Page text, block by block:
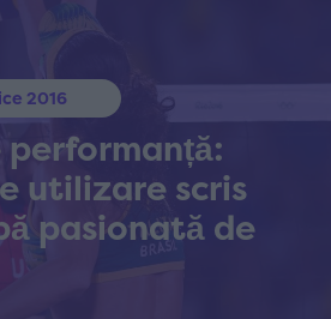
2016
utilizare scris
pasionată de